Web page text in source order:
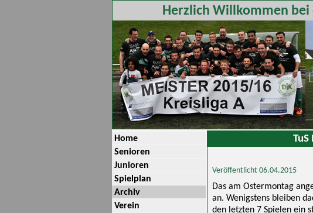
Herzlich Willkommen bei
Home
Senioren
Junioren
Spielplan
Archiv
Verein
Veröffentlicht 06.04.2015
Das am Ostermontag
an. Wenigstens bleiben
den letzten 7 Spielen ein